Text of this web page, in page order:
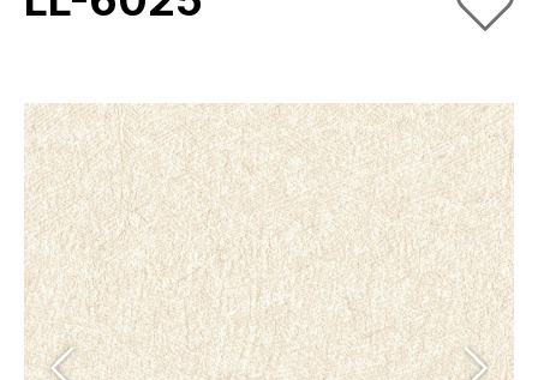
商品を探す
商品を探す トップ
壁紙
カーテン
床材
ブランド・コレクション
Lilycolor Coordinate 着せ替えシミュレーション
カタログ一覧
カタログ一覧 トップ
壁紙
カーテン
床材
施工事例
施工事例 トップ
医療・福祉施設
リリカラノート